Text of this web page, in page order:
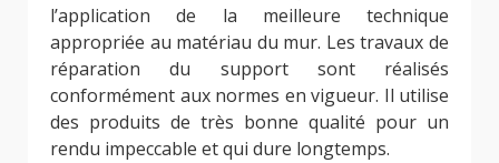
l’application de la meilleure technique
appropriée au matériau du mur. Les travaux de
réparation du support sont réalisés
conformément aux normes en vigueur. Il utilise
des produits de très bonne qualité pour un
rendu impeccable et qui dure longtemps.